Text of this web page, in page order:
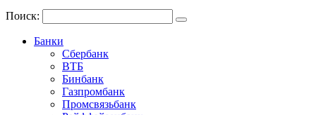
Поиск:
Банки
Сбербанк
ВТБ
Бинбанк
Газпромбанк
Промсвязьбанк